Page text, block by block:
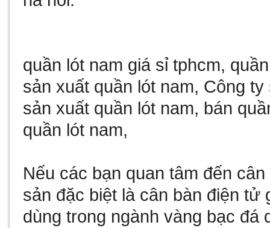
quần lót nam giá sỉ tphcm,
sản xuất quần lót nam, Công ty
sản xuất quần lót nam, bán
quần lót nam,
Nếu các bạn quan tâm đến cân
sản đặc biệt là cân bàn điện tử
dùng trong ngành vàng bạc